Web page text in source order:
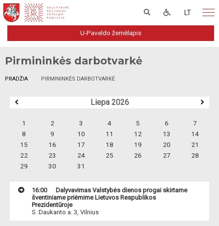
LT
U-Paveldo žemėlapis
Pirmininkės darbotvarkė
PRADŽIA PIRMININKĖS DARBOTVARKĖ
Liepa 2026
1 2 3 4 5 6
7
8
9 10 11 12 13
14
15
16 17 18 19 20
21
22
23 24 25 26 27
28
29
30 31
16:00
Dalyvavimas Valstybės dienos progai skirtame
šventiniame priėmime Lietuvos Respublikos
Prezidentūroje
S. Daukanto a. 3, Vilnius